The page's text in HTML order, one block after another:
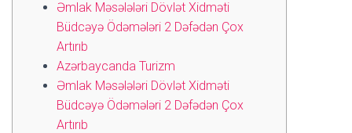
Əmlak Məsələləri Dövlət Xidməti
Büdcəyə Ödəmələri 2 Dəfədən Çox
Artırıb
Azərbaycanda Turizm
Əmlak Məsələləri Dövlət Xidməti
Büdcəyə Ödəmələri 2 Dəfədən Çox
Artırıb